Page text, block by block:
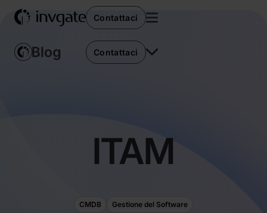
Contattaci
Contattaci
ITAM
CMDB
Gestione del Software